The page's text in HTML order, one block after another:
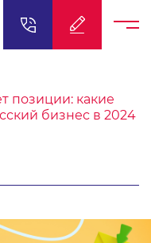
позиции: какие
бизнес в 2024